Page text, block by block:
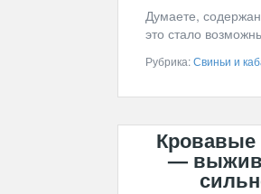
Думаете,
это стало
Рубрика:Свиньи и
—